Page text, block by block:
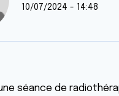
10/07/2024 - 14:48
séance de